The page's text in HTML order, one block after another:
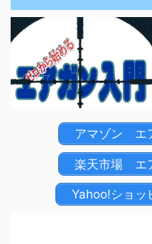
アマゾン エ
楽天市場 エ
Yahoo!ショッ